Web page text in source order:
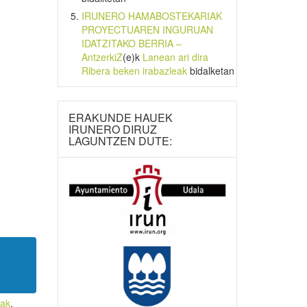
,
IRUNERO HAMABOSTEKARIAK
PROYECTUAREN INGURUAN
IDATZITAKO BERRIA –
AntzerkiZ(e)k Lanean ari dira
Ribera beken irabazleakbidalketan
ERAKUNDE HAUEK
IRUNERO DIRUZ
LAGUNTZEN DUTE: